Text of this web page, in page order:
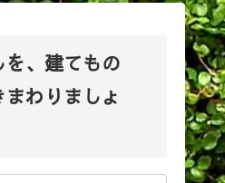
、建てもの
わりましょ